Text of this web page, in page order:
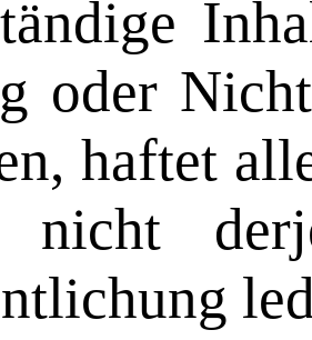
oder
haftet
nicht